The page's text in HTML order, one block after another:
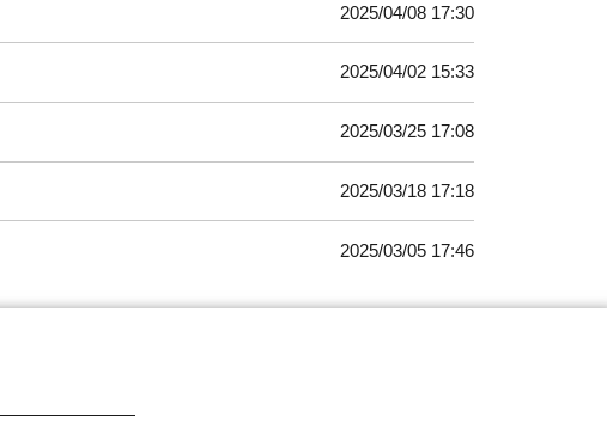
2025/04/08 17:30
2025/04/02 15:33
2025/03/25 17:08
2025/03/18 17:18
2025/03/05 17:46